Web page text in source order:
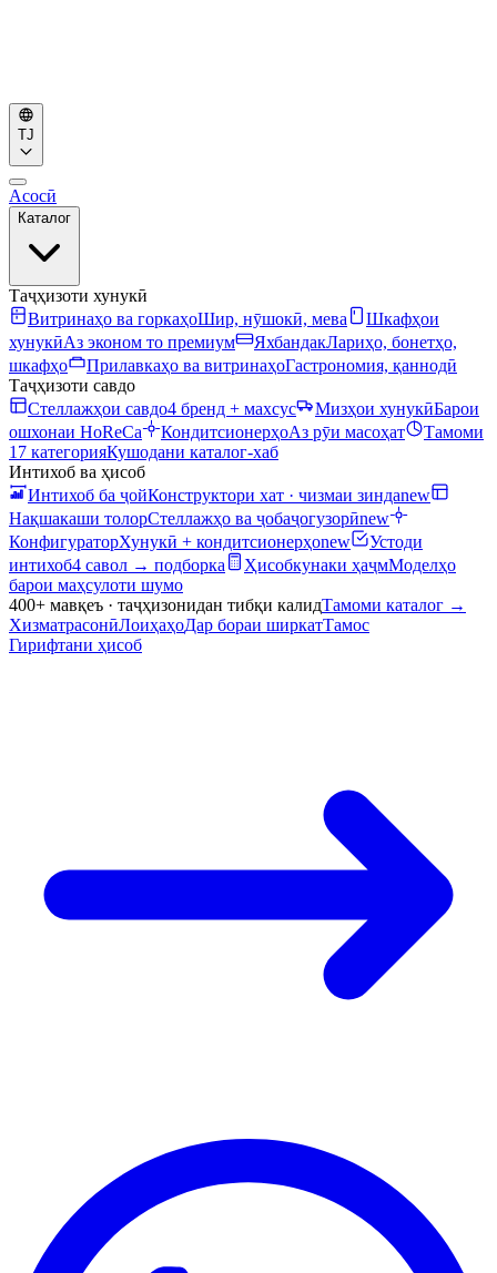
TJ
Асосӣ
Каталог
Таҷҳизоти хунукӣ
Витринаҳо ва горкаҳоШир, нӯшокӣ, мева
Шкафҳои
хунукӣАз эконом то премиум ЯхбандакЛариҳо, бонетҳо,
шкафҳо
Прилавкаҳо ва витринаҳоГастрономия, қаннодӣ
Таҷҳизоти савдо
Стеллажҳои савдо4 бренд + махсус Мизҳои хунукӣБарои
ошхонаи HoReCa
КондитсионерҳоАз рӯи масоҳат
Тамоми
17 категорияКушодани каталог-хаб
Интихоб ва ҳисоб
Интихоб ба ҷойКонструктори хат · чизмаи зиндаnew
Нақшакаши толорСтеллажҳо ва ҷобаҷогузорӣnew
КонфигураторХунукӣ + кондитсионерҳоnew
Устоди
интихоб4 савол → подборка Ҳисобкунаки ҳаҷмМоделҳо
барои маҳсулоти шумо
400+ мавқеъ · таҷҳизонидан тибқи калидТамоми каталог →
ХизматрасонӣЛоиҳаҳоДар бораи ширкатТамос
Гирифтани ҳисоб